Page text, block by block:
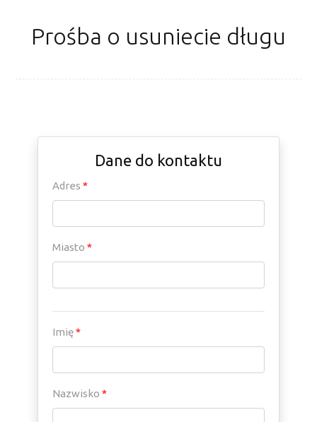
Prośba o usuniecie długu
Dane do kontaktu
Adres*
Miasto*
Imię*
Nazwisko*